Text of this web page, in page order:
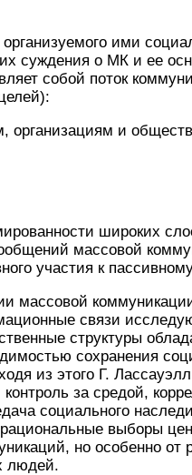
ими
суждения о МК и ее
собой поток
организациям и
широких
массовой
участия к
массовой
связи
структуры
сохранения
из этого Г.
за средой,
социального
выборы
но особенно от
людей.